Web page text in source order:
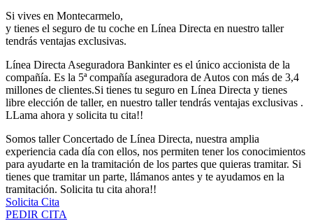
Si vives en Montecarmelo,
y tienes el seguro de tu coche en Línea Directa en nuestro taller
tendrás ventajas exclusivas.
Línea Directa Aseguradora Bankinter es el único accionista de la
compañía. Es la 5ª compañía aseguradora de Autos con más de 3,4
millones de clientes.Si tienes tu seguro en Línea Directa y tienes
libre elección de taller, en nuestro taller tendrás ventajas exclusivas .
LLama ahora y solicita tu cita!!
Somos taller Concertado de Línea Directa, nuestra amplia
experiencia cada día con ellos, nos permiten tener los conocimientos
para ayudarte en la tramitación de los partes que quieras tramitar. Si
tienes que tramitar un parte, llámanos antes y te ayudamos en la
tramitación. Solicita tu cita ahora!!
Solicita Cita
PEDIR CITA